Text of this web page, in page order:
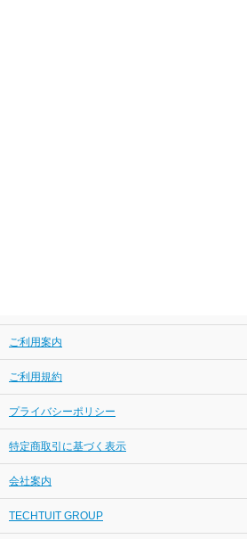
ご利用案内
ご利用規約
プライバシーポリシー
特定商取引に基づく表示
会社案内
TECHTUIT GROUP